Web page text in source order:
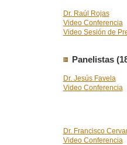
Dr. Raúl Rojas
Video Conferencia
Video Sesión de
Panelistas
Dr. Jesús Favela
Video Conferencia
Dr. Francisco
Video Conferencia